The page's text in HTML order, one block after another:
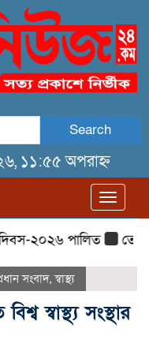
Search
১১:৫৫ অপরাহ্ন
পালিত তেরখাদায় ৮
সংবাদ,স্বাস্থ্য
স্বাস্থ্য সংস্থার